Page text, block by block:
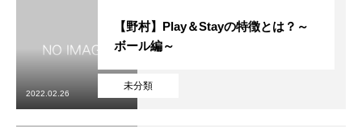
会員専用ページ
システム・クラス・料金
未分類
【野村】Play＆Stayの特徴とは？～
ボール編～
2022.02.26